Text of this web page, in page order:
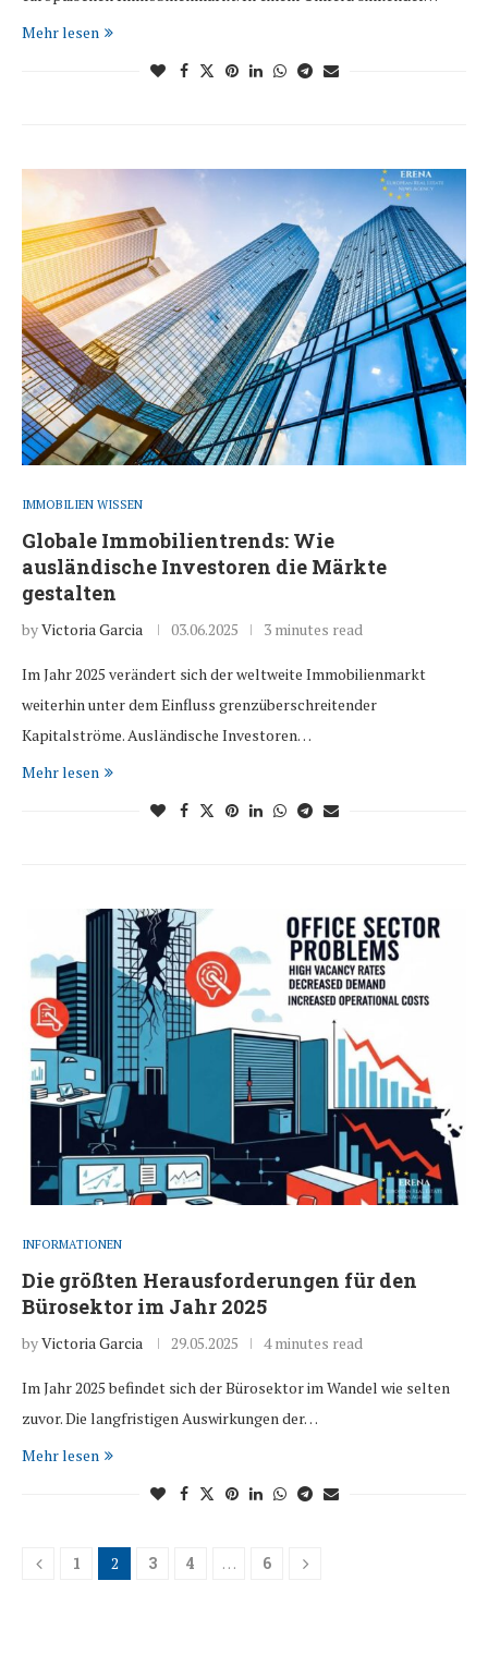
Mehr lesen
IMMOBILIEN WISSEN
Globale Immobilientrends: Wie
ausländische Investoren die Märkte
gestalten
byVictoria Garcia 03.06.2025 3 minutes read
Im Jahr 2025 verändert sich der weltweite Immobilienmarkt
weiterhin unter dem Einfluss grenzüberschreitender
Kapitalströme. Ausländische Investoren…
Mehr lesen
INFORMATIONEN
Die größten Herausforderungen für den
Bürosektor im Jahr 2025
byVictoria Garcia 29.05.2025 4 minutes read
Im Jahr 2025 befindet sich der Bürosektor im Wandel wie selten
zuvor. Die langfristigen Auswirkungen der…
Mehr lesen
1 2 3 4 … 6